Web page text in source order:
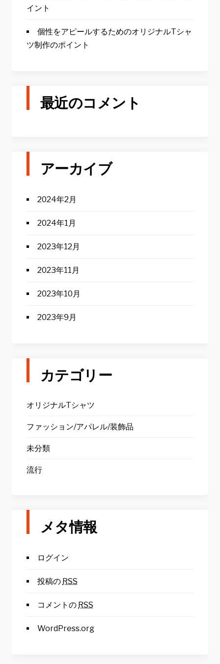
イント
個性をアピールするためのオリジナルTシャ
ツ制作のポイント
最近のコメント
アーカイブ
2024年2月
2024年1月
2023年12月
2023年11月
2023年10月
2023年9月
カテゴリー
オリジナルTシャツ
ファッション/アパレル/装飾品
未分類
流行
メタ情報
ログイン
投稿の RSS
コメントの RSS
WordPress.org